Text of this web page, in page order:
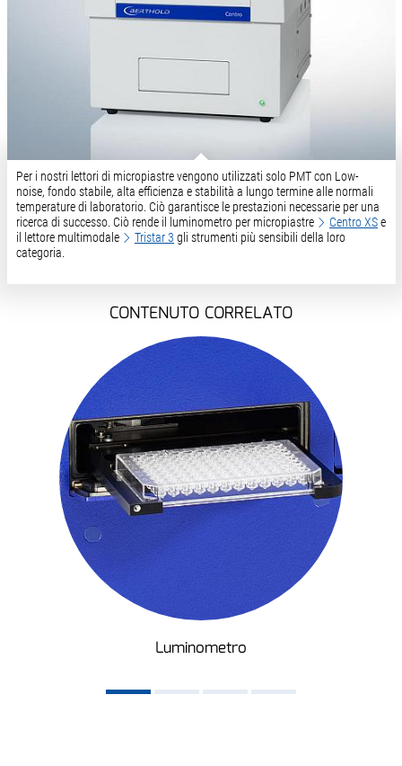
Per i nostri lettori di micropiastre vengono utilizzati solo PMT con Low-
noise, fondo stabile, alta efficienza e stabilità a lungo termine alle normali
temperature di laboratorio. Ciò garantisce le prestazioni necessarie per una
ricerca di successo. Ciò rende il luminometro per micropiastre
Centro XSe
il lettore multimodale
Tristar 3 gli strumenti più sensibili della loro
categoria.
CONTENUTO CORRELATO
Luminometro